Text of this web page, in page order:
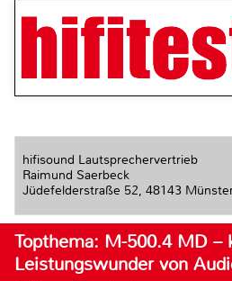
hifisound Lautsprechervertrieb
Raimund Saerbeck
Jüdefelderstraße 52, 48143
Topthema: M-500.4 MD –
Leistungswunder von